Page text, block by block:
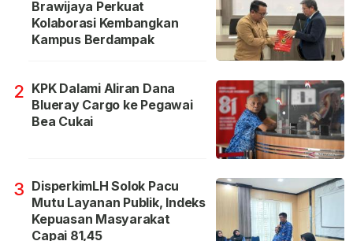
Brawijaya Perkuat
Kolaborasi Kembangkan
Kampus Berdampak
2 KPK Dalami Aliran Dana
Blueray Cargo ke Pegawai
Bea Cukai
3 DisperkimLH Solok Pacu
Mutu Layanan Publik, Indeks
Kepuasan Masyarakat
Capai 81,45